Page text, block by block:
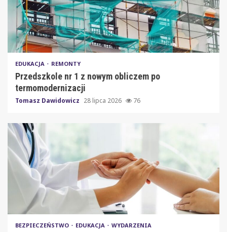
EDUKACJA REMONTY
Przedszkole nr 1 z nowym obliczem po
termomodernizacji
Tomasz Dawidowicz 28 lipca 2026 76
BEZPIECZEŃSTWO EDUKACJA WYDARZENIA